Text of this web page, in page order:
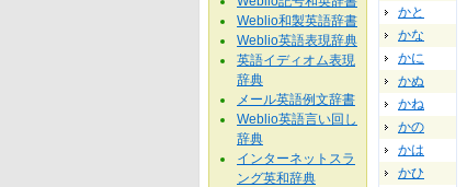
かと
かな
かに
かぬ
かね
かの
かは
かひ
Weblio和製英語辞書
Weblio英語表現辞典
英語イディオム表現
辞典
メール英語例文辞書
Weblio英語言い回し
辞典
インターネットスラ
ング英和辞典